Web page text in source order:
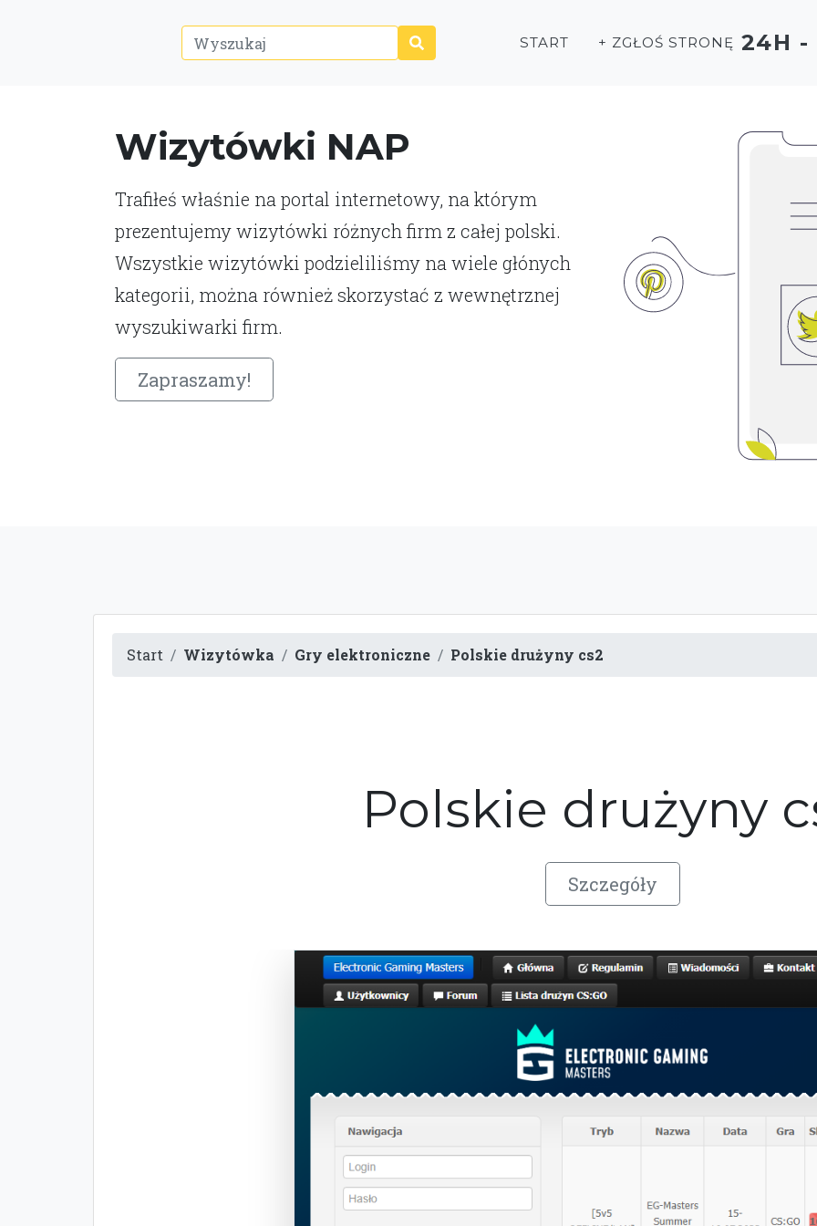
Wizytówki NAP
Trafiłeś właśnie na portal internetowy, na którym
prezentujemy wizytówki różnych firm z całej polski.
Wszystkie wizytówki podzieliliśmy na wiele głónych
kategorii, można również skorzystać z wewnętrznej
wyszukiwarki firm.
Zapraszamy!
START + ZGŁOŚ STRONĘ 24H -
Start Wizytówka Gry elektroniczne Polskie drużyny cs2
Polskie drużyny
Szczegóły